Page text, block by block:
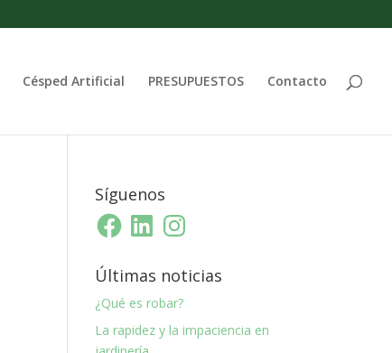
Césped Artificial PRESUPUESTOS Contacto
Síguenos
FacebookLinkedInInstagram
Últimas noticias
¿Qué es robar?
La rapidez y la impaciencia en